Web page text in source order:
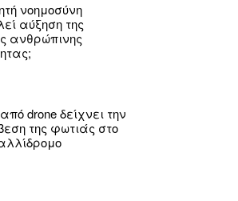
νοημοσύνη
αύξηση της
ανθρώπινης
drone δείχνει την
της φωτιάς στο